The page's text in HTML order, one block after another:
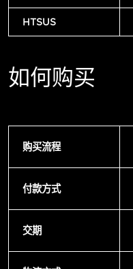
HTSUS
如何购买
购买流程
付款方式
交期